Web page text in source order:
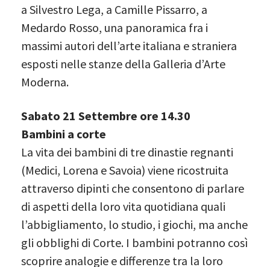
a Silvestro Lega, a Camille Pissarro, a
Medardo Rosso, una panoramica fra i
massimi autori dell’arte italiana e straniera
esposti nelle stanze della Galleria d’Arte
Moderna.
Sabato 21 Settembre ore 14.30
Bambini a corte
La vita dei bambini di tre dinastie regnanti
(Medici, Lorena e Savoia) viene ricostruita
attraverso dipinti che consentono di parlare
di aspetti della loro vita quotidiana quali
l’abbigliamento, lo studio, i giochi, ma anche
gli obblighi di Corte. I bambini potranno così
scoprire analogie e differenze tra la loro